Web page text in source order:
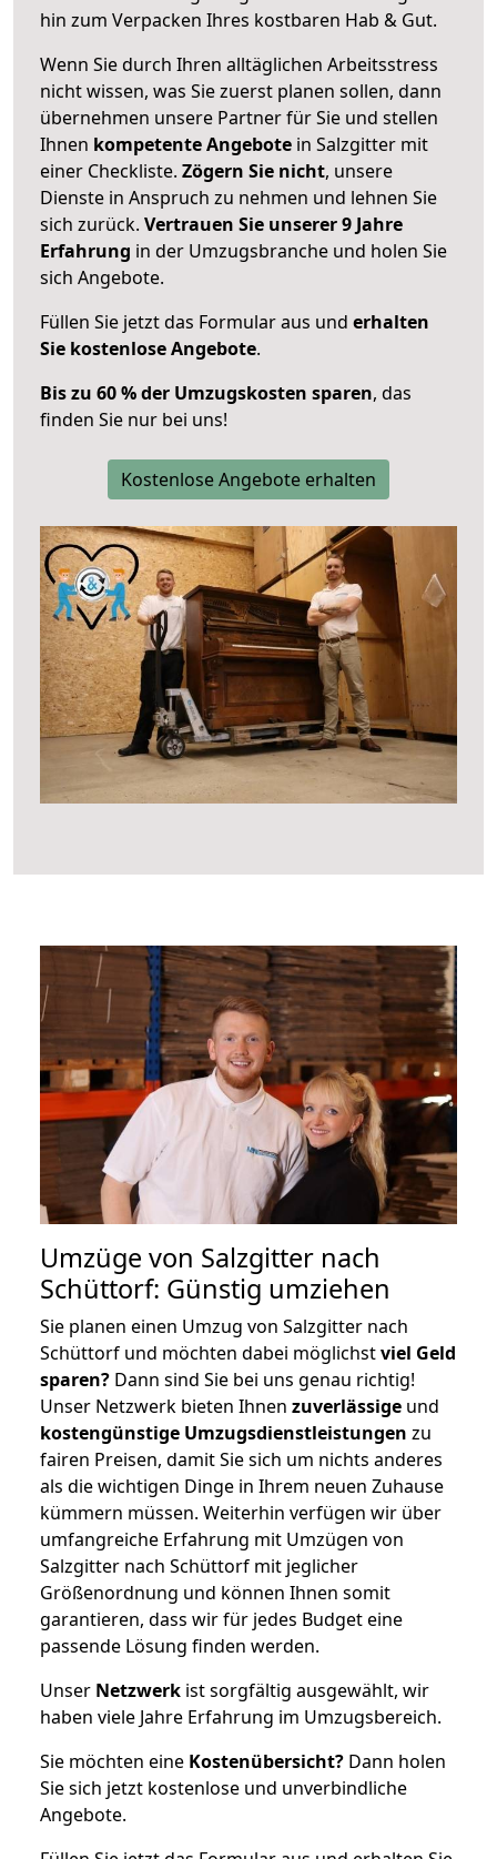
hin zum Verpacken Ihres kostbaren Hab & Gut.
Wenn Sie durch Ihren alltäglichen Arbeitsstress
nicht wissen, was Sie zuerst planen sollen, dann
übernehmen unsere Partner für Sie und stellen
Ihnen kompetente Angebote in Salzgitter mit
einer Checkliste. Zögern Sie nicht, unsere
Dienste in Anspruch zu nehmen und lehnen Sie
sich zurück. Vertrauen Sie unserer 9 Jahre
Erfahrung in der Umzugsbranche und holen Sie
sich Angebote.
Füllen Sie jetzt das Formular aus und erhalten
Sie kostenlose Angebote.
Bis zu 60 % der Umzugskosten sparen, das
finden Sie nur bei uns!
Kostenlose Angebote erhalten
Umzüge von Salzgitter nach
Schüttorf: Günstig umziehen
Sie planen einen Umzug von Salzgitter nach
Schüttorf und möchten dabei möglichstviel Geld
sparen? Dann sind Sie bei uns genau richtig!
Unser Netzwerk bieten Ihnen zuverlässige und
kostengünstige Umzugsdienstleistungen zu
fairen Preisen, damit Sie sich um nichts anderes
als die wichtigen Dinge in Ihrem neuen Zuhause
kümmern müssen. Weiterhin verfügen wir über
umfangreiche Erfahrung mit Umzügen von
Salzgitter nach Schüttorf mit jeglicher
Größenordnung und können Ihnen somit
garantieren, dass wir für jedes Budget eine
passende Lösung finden werden.
Unser Netzwerk ist sorgfältig ausgewählt, wir
haben viele Jahre Erfahrung im Umzugsbereich.
Sie möchten eine Kostenübersicht? Dann holen
Sie sich jetzt kostenlose und unverbindliche
Angebote.